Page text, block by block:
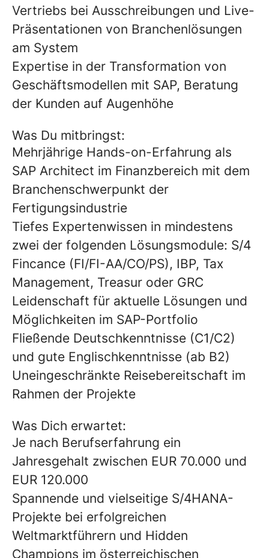
Vertriebs bei Ausschreibungen und Live-
Präsentationen von Branchenlösungen
am System
Expertise in der Transformation von
Geschäftsmodellen mit SAP, Beratung
der Kunden auf Augenhöhe
Was Du mitbringst:
Mehrjährige Hands-on-Erfahrung als
SAP Architect im Finanzbereich mit dem
Branchenschwerpunkt der
Fertigungsindustrie
Tiefes Expertenwissen in mindestens
zwei der folgenden Lösungsmodule: S/4
Fincance (FI/FI-AA/CO/PS), IBP, Tax
Management, Treasur oder GRC
Leidenschaft für aktuelle Lösungen und
Möglichkeiten im SAP-Portfolio
Fließende Deutschkenntnisse (C1/C2)
und gute Englischkenntnisse (ab B2)
Uneingeschränkte Reisebereitschaft im
Rahmen der Projekte
Was Dich erwartet:
Je nach Berufserfahrung ein
Jahresgehalt zwischen EUR 70.000 und
EUR 120.000
Spannende und vielseitige S/4HANA-
Projekte bei erfolgreichen
Weltmarktführern und Hidden
Champions im österreichischen